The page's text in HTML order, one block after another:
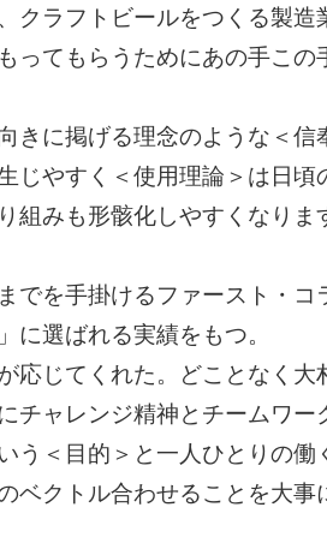
クラフトビールをつくる製
ってもらうためにあの手こ
きに掲げる理念のような＜
じやすく＜使用理論＞は日
組みも形骸化しやすくなり
でを手掛けるファースト・
に選ばれる実績をもつ。
応じてくれた。どことなく
チャレンジ精神とチームワ
う＜目的＞と一人ひとりの
ベクトル合わせることを大